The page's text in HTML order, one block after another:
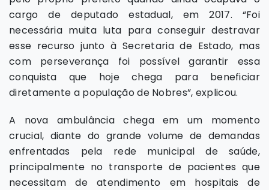
cargo de deputado estadual, em 2017. “Foi
necessária muita luta para conseguir destravar
esse recurso junto à Secretaria de Estado, mas
com perseverança foi possível garantir essa
conquista que hoje chega para beneficiar
diretamente a população de Nobres”, explicou.
A nova ambulância chega em um momento
crucial, diante do grande volume de demandas
enfrentadas pela rede municipal de saúde,
principalmente no transporte de pacientes que
necessitam de atendimento em hospitais de